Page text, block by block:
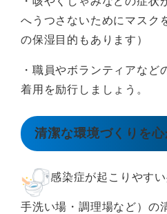
へうつさないためにマスク
の保湿目的もあります）
・職員やボランティアなど
着用を励行しましょう。
清潔な環境づくりを心
感染症が起こりやす
手洗い場・調理場など）の